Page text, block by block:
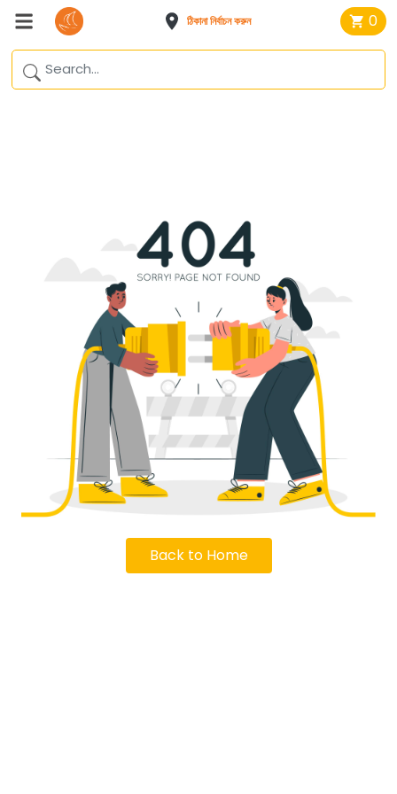
ঠিকানা নির্বাচন করুন 0
Back to Home